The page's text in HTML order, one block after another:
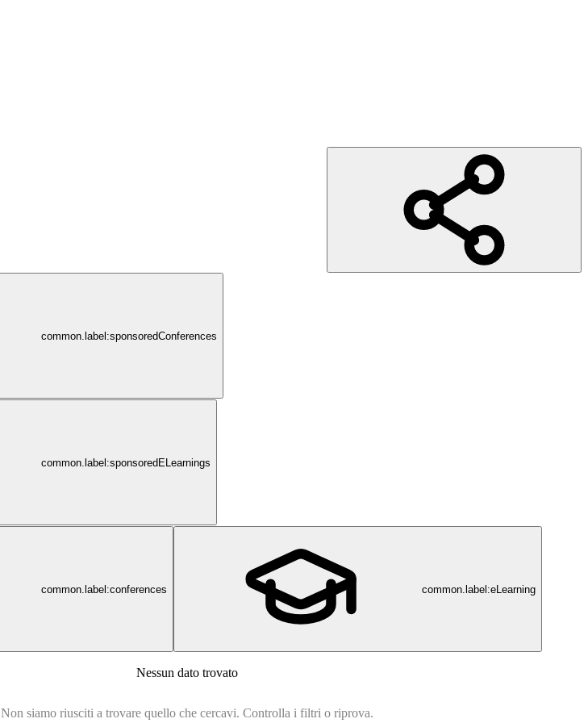
common.label:sponsoredConferences
common.label:sponsoredELearnings
common.label:conferences common.label:eLearning
Nessun dato trovato
Non siamo riusciti a trovare quello che cercavi. Controlla i filtri o riprova.